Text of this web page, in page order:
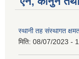
स्थानी तह संस्थागत
मिति: 08/07/2023 -